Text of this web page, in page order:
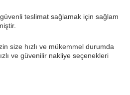
teslimat sağlamak için sağlam
size hızlı ve mükemmel durumda
ve güvenilir nakliye seçenekleri